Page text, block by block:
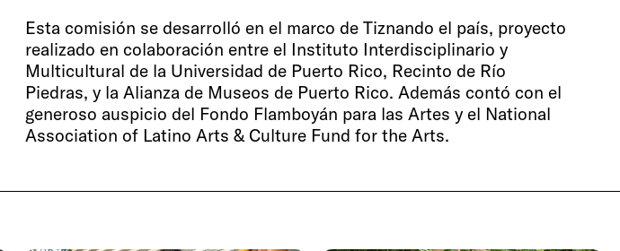
Esta comisión se desarrolló en el marco de Tiznando el país, proyecto
realizado en colaboración entre el Instituto Interdisciplinario y
Multicultural de la Universidad de Puerto Rico, Recinto de Río
Piedras, y la Alianza de Museos de Puerto Rico. Además contó con el
generoso auspicio del Fondo Flamboyán para las Artes y el National
Association of Latino Arts & Culture Fund for the Arts.